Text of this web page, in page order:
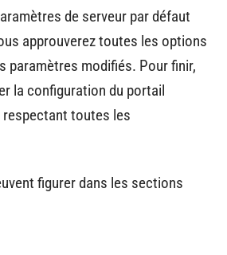
de serveur par défaut
approuverez toutes les options
paramètres modifiés. Pour finir,
la configuration du portail
respectant toutes les
figurer dans les sections